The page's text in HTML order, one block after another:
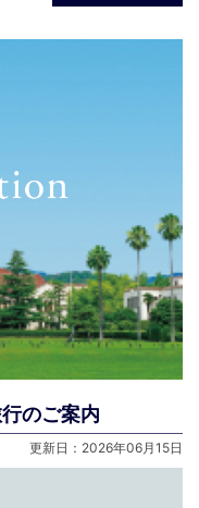
のご案内
更新日：2026年06月15日